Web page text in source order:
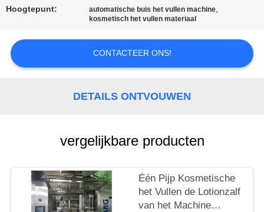
GEVALLEN
VERZOEK
OM
SITEMAP
PRIVACY
POLICY
Hoogtepunt: automatische buis het vullen machine,
kosmetisch het vullen materiaal
CONTACTEER ONS!
DETAILS ONTVOUWEN
vergelijkbare producten
Één Pijp Kosmetische
het Vullen de Lotionzalf
van het Machine